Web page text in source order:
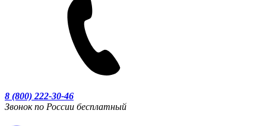
8 (800) 222-30-46
Звонок по России бесплатный